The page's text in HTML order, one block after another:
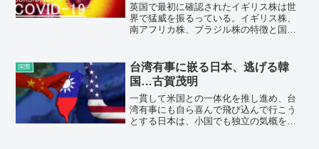
英国で最初に確認されたイギリス株は世
界で猛威を振るっている。イギリス株、
南アフリカ株、ブラジル株の特徴と国内
つつある。他方、フランスやドイツでは
イギリス株が70％、イタリアでは50％以
上を占めており、第3波をつくっている。
国際
台湾有事に嵌る日本、逃げる韓
国…古賀茂明
一貫して米国との一体化を推し進め、台
湾有事にも自ら喜んで飛び込んで行こう
とする日本は、小国でも独立の気概を持